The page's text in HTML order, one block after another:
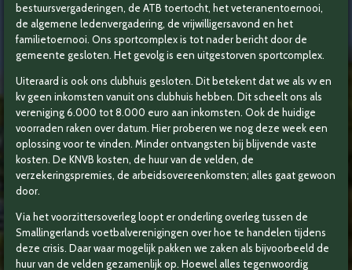
bestuursvergaderingen, de ATB toertocht, het veteranentoernooi,
de algemene ledenvergadering, de vrijwilligersavond en het
familietoernooi. Ons sportcomplex is tot nader bericht door de
gemeente gesloten. Het gevolg is een uitgestorven sportcomplex.
Uiteraard is ook ons clubhuis gesloten. Dit betekent dat we als vv en
kv geen inkomsten vanuit ons clubhuis hebben. Dit scheelt ons als
vereniging 6.000 tot 8.000 euro aan inkomsten. Ook de huidige
voorraden raken over datum. Hier proberen we nog deze week een
oplossing voor te vinden. Minder ontvangsten bij blijvende vaste
kosten. De KNVB kosten, de huur van de velden, de
verzekeringspremies, de arbeidsovereenkomsten; alles gaat gewoon
door.
Via het voorzittersoverleg loopt er onderling overleg tussen de
Smallingerlands voetbalverenigingen over hoe te handelen tijdens
deze crisis. Daar waar mogelijk pakken we zaken als bijvoorbeeld de
huur van de velden gezamenlijk op. Hoewel alles tegenwoordig